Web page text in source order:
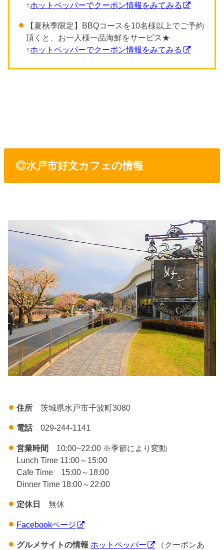
↑ホットペッパーでクーポン情報をみてみる
【夏秋季限定】BBQコースを10名様以上でご予約
頂くと、お一人様一品海鮮をサービス★
↑ホットペッパーでクーポン情報をみてみる
◎水戸市好文カフェの情報
住所茨城県水戸市千波町3080
電話029-244-1141
営業時間
10:00~22:00 ※季節により変動
Lunch Time 11:00～15:00
Cafe Time 15:00～18:00
Dinner Time 18:00～22:00
定休日 無休
Facebookページ
グルメサイトの情報 ホットペッパー （ クーポンあ